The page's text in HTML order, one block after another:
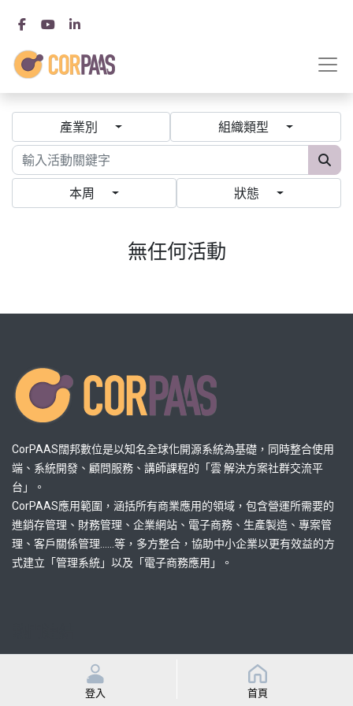
產業別 組織類型
本周 狀態
無任何活動
CorPAAS闊邦數位是以知名全球化開源系統為基礎，同時整合使用
端、系統開發、顧問服務、講師課程的「雲 解決方案社群交流平
台」。
CorPAAS應用範圍，涵括所有商業應用的領域，包含營運所需要的
進銷存管理、財務管理、企業網站、電子商務、生產製造、專案管
理、客戶關係管理......等，多方整合，協助中小企業以更有效益的方
式建立「管理系統」以及「電子商務應用」。
登入 首頁